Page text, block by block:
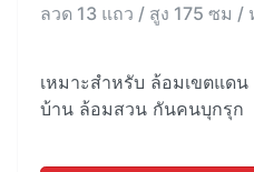
ลวด 13 แถว / สูง 175 ซม /
เหมาะสำหรับ ล้อมเขตแด
บ้าน ล้อมสวน กันคนบุกรุก